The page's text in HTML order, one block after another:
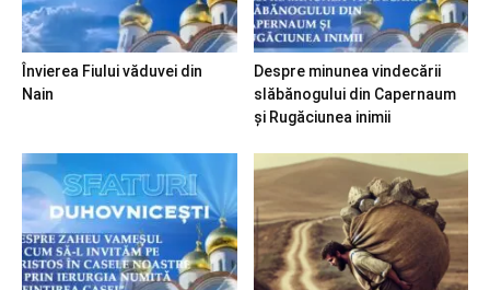
Învierea Fiului văduvei din
Nain
Despre minunea vindecării
slăbănogului din Capernaum
și Rugăciunea inimii